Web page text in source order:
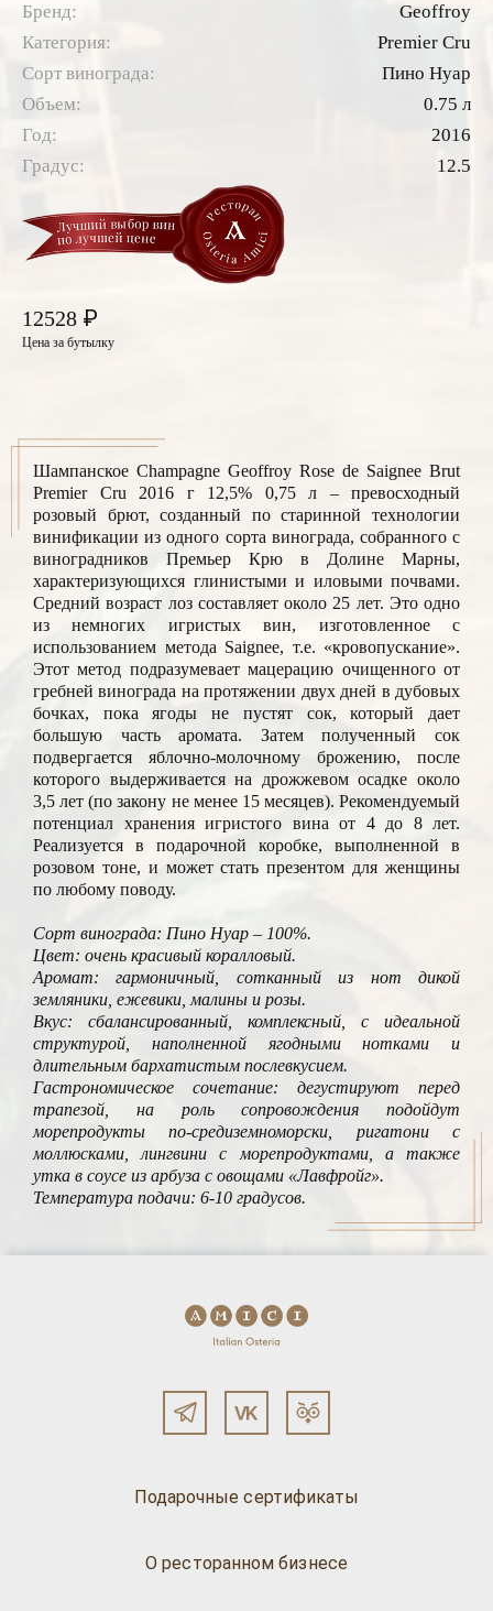
Бренд:
Geoffroy
Категория:
Premier Cru
Сорт винограда:
Пино Нуар
Объем:
0.75 л
Год:
2016
Градус:
12.5
12528 ₽
Цена за бутылку
Шампанское Champagne Geoffroy Rose de Saignee Brut
Premier Cru 2016 г 12,5% 0,75 л – превосходный
розовый брют, созданный по старинной технологии
винификации из одного сорта винограда, собранного с
виноградников Премьер Крю в Долине Марны,
характеризующихся глинистыми и иловыми почвами.
Средний возраст лоз составляет около 25 лет. Это одно
из немногих игристых вин, изготовленное с
использованием метода Saignee, т.е. «кровопускание».
Этот метод подразумевает мацерацию очищенного от
гребней винограда на протяжении двух дней в дубовых
бочках, пока ягоды не пустят сок, который дает
большую часть аромата. Затем полученный сок
подвергается яблочно-молочному брожению, после
которого выдерживается на дрожжевом осадке около
3,5 лет (по закону не менее 15 месяцев). Рекомендуемый
потенциал хранения игристого вина от 4 до 8 лет.
Реализуется в подарочной коробке, выполненной в
розовом тоне, и может стать презентом для женщины
по любому поводу.
Сорт винограда: Пино Нуар – 100%.
Цвет: очень красивый коралловый.
Аромат: гармоничный, сотканный из нот дикой
земляники, ежевики, малины и розы.
Вкус: сбалансированный, комплексный, с идеальной
структурой, наполненной ягодными нотками и
длительным бархатистым послевкусием.
Гастрономическое сочетание: дегустируют перед
трапезой, на роль сопровождения подойдут
морепродукты по-средиземноморски, ригатони с
моллюсками, лингвини с морепродуктами, а также
утка в соусе из арбуза с овощами «Лавфройг».
Температура подачи: 6-10 градусов.
Подарочные сертификаты
О ресторанном бизнесе